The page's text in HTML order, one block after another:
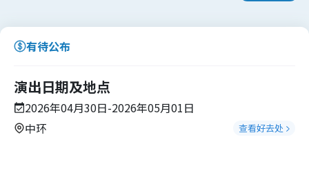
有待公布
演出日期及地点
2026年04月30日-2026年05月01日
中环
查看好去处